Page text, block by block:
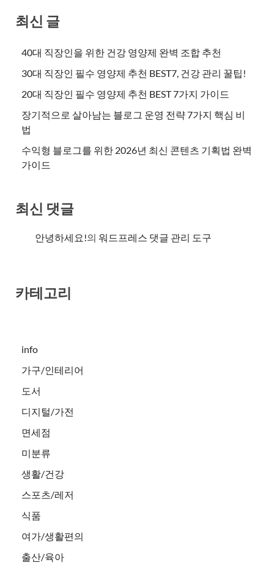
최신 글
40대 직장인을 위한 건강 영양제 완벽 조합 추천
30대 직장인 필수 영양제 추천 BEST7, 건강 관리 꿀팁!
20대 직장인 필수 영양제 추천 BEST 7가지 가이드
장기적으로 살아남는 블로그 운영 전략 7가지 핵심 비
법
수익형 블로그를 위한 2026년 최신 콘텐츠 기획법 완벽
가이드
최신 댓글
안녕하세요!의 워드프레스 댓글 관리 도구
카테고리
info
가구/인테리어
도서
디지털/가전
면세점
미분류
생활/건강
스포츠/레저
식품
여가/생활편의
출산/육아